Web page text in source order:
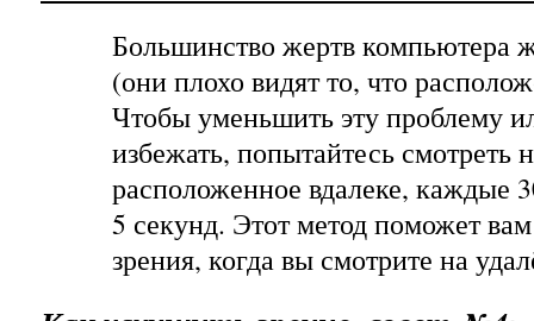
Большинство жертв компьютера
(они плохо видят то, что
Чтобы уменьшить эту проблему
избежать, попытайтесь смотреть
расположенное вдалеке, каждые
5 секунд. Этот метод поможет
зрения, когда вы смотрите на